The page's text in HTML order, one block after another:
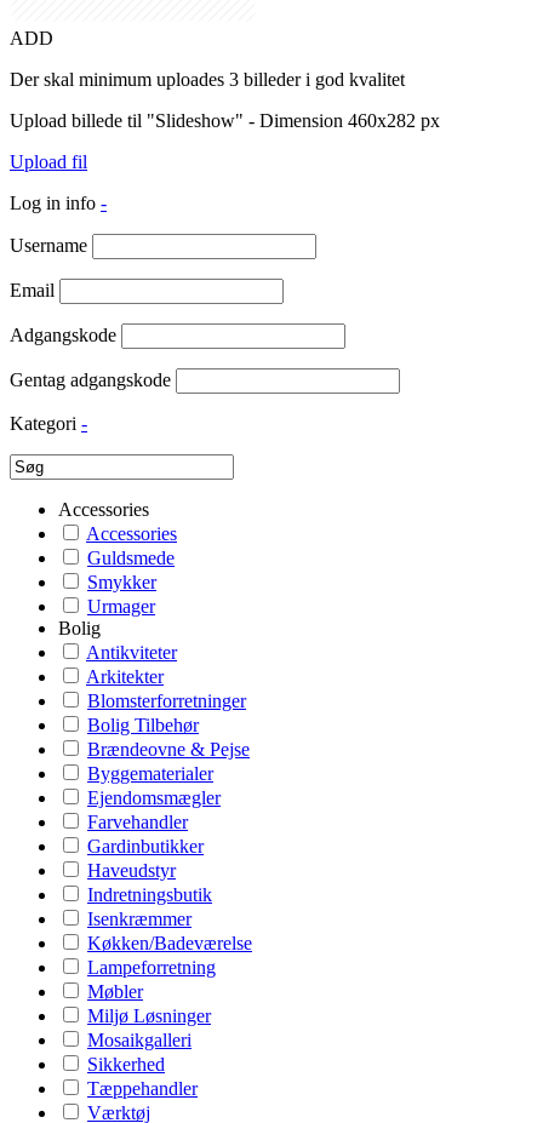
ADD
Der skal minimum uploades 3 billeder i god kvalitet
Upload billede til "Slideshow" - Dimension 460x282 px
Upload fil
Log in info -
Username
Email
Adgangskode
Gentag adgangskode
Kategori -
Accessories
Accessories
Guldsmede
Smykker
Urmager
Bolig
Antikviteter
Arkitekter
Blomsterforretninger
Bolig Tilbehør
Brændeovne & Pejse
Byggematerialer
Ejendomsmægler
Farvehandler
Gardinbutikker
Haveudstyr
Indretningsbutik
Isenkræmmer
Køkken/Badeværelse
Lampeforretning
Møbler
Miljø Løsninger
Mosaikgalleri
Sikkerhed
Tæppehandler
Værktøj